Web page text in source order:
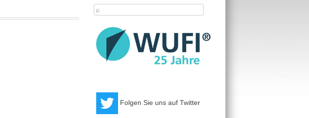
Search
Folgen Sie uns auf Twitter